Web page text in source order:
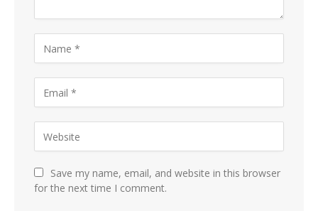
Save my name, email, and website in this browser
for the next time I comment.